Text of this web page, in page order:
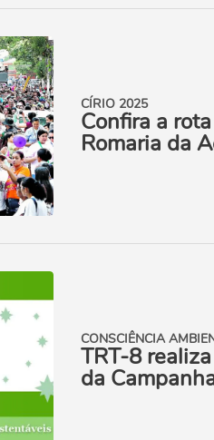
CÍRIO 2025
Confira a
Romaria da
CONSCIÊNCIA
TRT-8
da